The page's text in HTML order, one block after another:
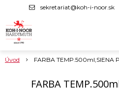
sekretariat@koh-i-noor.sk
Úvod FARBA TEMP.500ml,SIENA
FARBA